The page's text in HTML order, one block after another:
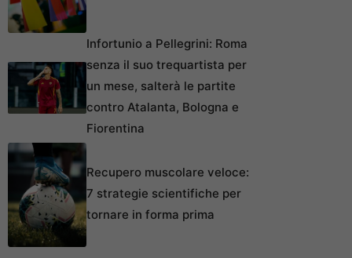
Infortunio a Pellegrini: Roma
senza il suo trequartista per
un mese, salterà le partite
contro Atalanta, Bologna e
Fiorentina
Recupero muscolare veloce:
7 strategie scientifiche per
tornare in forma prima